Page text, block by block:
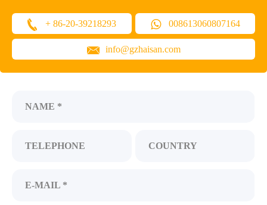
+ 86-20-39218293 008613060807164
info@gzhaisan.com
NAME *
TELEPHONE COUNTRY
E-MAIL *